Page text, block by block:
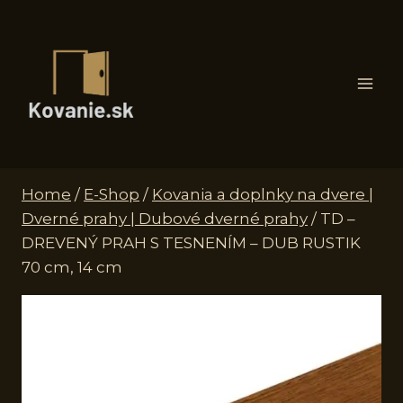
Home / E-Shop / Kovania a doplnky na dvere |
Dverné prahy | Dubové dverné prahy / TD –
DREVENÝ PRAH S TESNENÍM – DUB RUSTIK
70 cm, 14 cm